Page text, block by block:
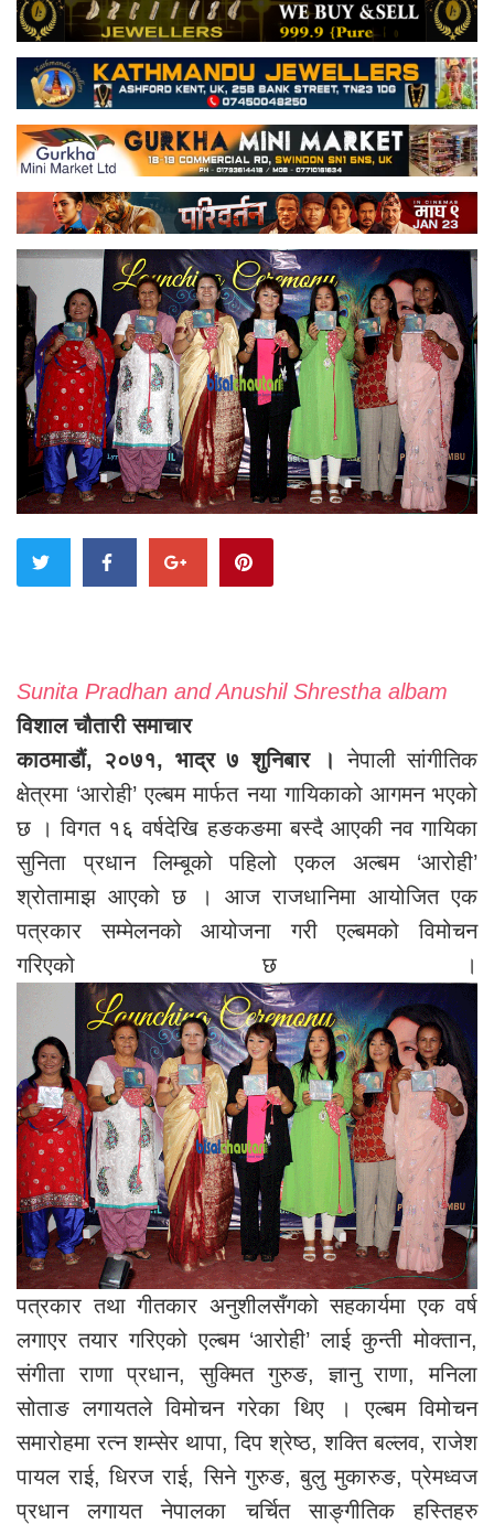
Sunita Pradhan and Anushil Shrestha albam
विशाल चौतारी समाचार
काठमाडौं, २०७१, भाद्र ७ शुनिबार । नेपाली सांगीतिक
क्षेत्रमा ‘आरोही’ एल्बम मार्फत नया गायिकाको आगमन भएको
छ । विगत १६ वर्षदेखि हङकङमा बस्दै आएकी नव गायिका
सुनिता प्रधान लिम्बूको पहिलो एकल अल्बम ‘आरोही’
श्रोतामाझ आएको छ । आज राजधानिमा आयोजित एक
पत्रकार सम्मेलनको आयोजना गरी एल्बमको विमोचन
गरिएको छ ।
पत्रकार तथा गीतकार अनुशीलसँगको सहकार्यमा एक वर्ष
लगाएर तयार गरिएको एल्बम ‘आरोही’ लाई कुन्ती मोक्तान,
संगीता राणा प्रधान, सुक्मित गुरुङ, ज्ञानु राणा, मनिला
सोताङ लगायतले विमोचन गरेका थिए । एल्बम विमोचन
समारोहमा रत्न शम्सेर थापा, दिप श्रेष्ठ, शक्ति बल्लव, राजेश
पायल राई, धिरज राई, सिने गुरुङ, बुलु मुकारुङ, प्रेमध्वज
प्रधान लगायत नेपालका चर्चित साङ्गीतिक हस्तिहरु